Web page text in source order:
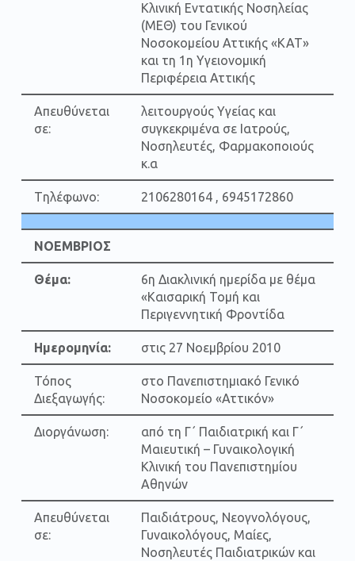
Κλινική Εντατικής Νοσηλείας
(ΜΕΘ) του Γενικού
Νοσοκομείου Αττικής «ΚΑΤ»
και τη 1η Υγειονομική
Περιφέρεια Αττικής
Απευθύνεται
σε:
λειτουργούς Υγείας και
συγκεκριμένα σε Ιατρούς,
Νοσηλευτές, Φαρμακοποιούς
κ.α
Tηλέφωνο: 2106280164 , 6945172860
ΝΟΕΜΒΡΙΟΣ
Θέμα:
6η Διακλινική ημερίδα με θέμα
«Καισαρική Τομή και
Περιγεννητική Φροντίδα
Ημερομηνία: στις 27 Νοεμβρίου 2010
Τόπος
Διεξαγωγής:
στο Πανεπιστημιακό Γενικό
Νοσοκομείο «Αττικόν»
Διοργάνωση:
από τη Γ΄ Παιδιατρική και Γ΄
Μαιευτική – Γυναικολογική
Κλινική του Πανεπιστημίου
Αθηνών
Απευθύνεται
σε:
Παιδιάτρους, Νεογνολόγους,
Γυναικολόγους, Μαίες,
Νοσηλευτές Παιδιατρικών και